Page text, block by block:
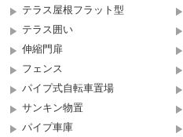
テラス屋根フラット型
テラス囲い
伸縮門扉
フェンス
パイプ式自転車置場
サンキン物置
パイプ車庫